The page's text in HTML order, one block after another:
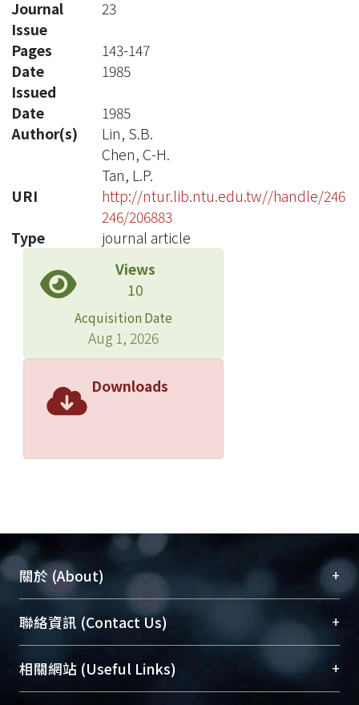
Journal
Issue
23
Pages
143-147
Date
Issued
1985
Date
1985
Author(s)
Lin, S.B.
Chen, C-H.
Tan, L.P.
URI
http://ntur.lib.ntu.edu.tw//handle/246
246/206883
Type
journal article
Views
10
Acquisition Date
Aug 1, 2026
Downloads
關於 (About) +
臺大位居世界頂尖大學之列，為永久珍藏及向國際
展現本校豐碩的研究成果及學術能量，圖書館整合
機構典藏（NTUR）與學術庫（AH）不同功能平
台，成為臺大學術典藏NTU scholars。期能整合研
聯絡資訊 (Contact Us) +
總館學科館員(Main Library)
醫學圖書館學科館員(Medical Library)
相關網站 (Useful Links) +